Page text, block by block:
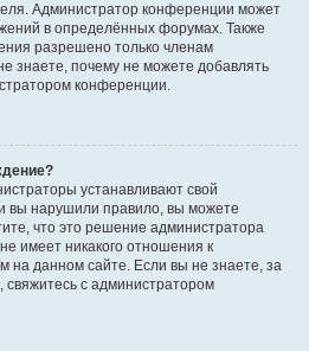
Администратор конференции может
в определённых форумах. Также
разрешено только членам
знаете, почему не можете добавлять
конференции.
устанавливают свой
вы нарушили правило, вы можете
что это решение администратора
имеет никакого отношения к
данном сайте. Если вы не знаете, за
с администратором